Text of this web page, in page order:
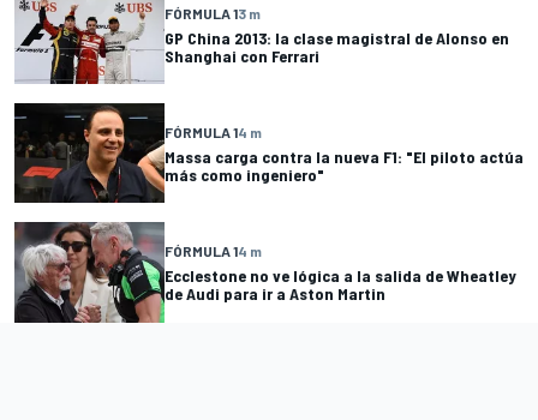
FÓRMULA 13 m
GP China 2013: la clase magistral de Alonso en
Shanghai con Ferrari
FÓRMULA 14 m
Massa carga contra la nueva F1: "El piloto actúa
más como ingeniero"
FÓRMULA 14 m
Ecclestone no ve lógica a la salida de Wheatley
de Audi para ir a Aston Martin